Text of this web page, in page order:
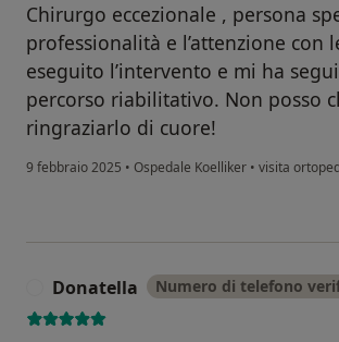
Chirurgo eccezionale , persona
professionalità e l’attenzione con
eseguito l’intervento e mi ha
percorso riabilitativo. Non posso
ringraziarlo di cuore!
9 febbraio 2025 • Ospedale Koelliker • visita
Donatella Numero di telefono